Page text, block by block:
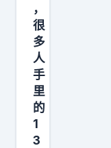
了
一
台
尊
界
S
8
，
很
多
人
手
里
的
1
3